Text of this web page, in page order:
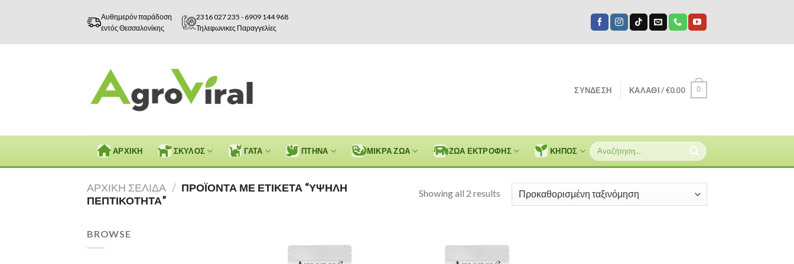
Αυθημερόν παράδοση
εντός Θεσσαλονίκης
2316 027 235 - 6909 144 968
Τηλεφωνικες Παραγγελίες
ΣΎΝΔΕΣΗ ΚΑΛΆΘΙ /€0.00 0
ΑΡΧΙΚΗ ΣΚΥΛΟΣ ΓΑΤΑ ΠΤΗΝΑ ΜΙΚΡΑ ΖΩΑ ΖΩΑ ΕΚΤΡΟΦΗΣ ΚΗΠΟΣ
Αναζήτηση
για:
ΑΡΧΙΚΉ ΣΕΛΊΔΑ / ΠΡΟΪΌΝΤΑ ΜΕ ΕΤΙΚΈΤΑ “ΥΨΗΛΉ
ΠΕΠΤΙΚΌΤΗΤΑ”
Showing all 2 results
BROWSE